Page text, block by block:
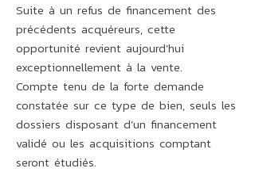
Suite à un refus de financement des
précédents acquéreurs, cette
opportunité revient aujourd’hui
exceptionnellement à la vente.
Compte tenu de la forte demande
constatée sur ce type de bien, seuls les
dossiers disposant d’un financement
validé ou les acquisitions comptant
seront étudiés.